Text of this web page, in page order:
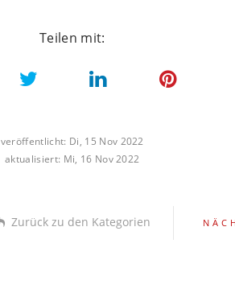
veröffentlicht: Di, 15 Nov 2022
aktualisiert: Mi, 16 Nov 2022